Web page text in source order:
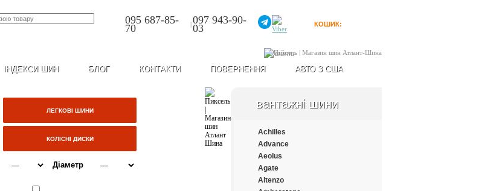
095 687-85-
70 |097 943-90-
03 КОШИК:
Увійти
ІНДЕКСИ ШИН БЛОГ КОНТАКТИ ПОВЕРНЕННЯ АВТО З США
ЛЕГКОВІ ШИНИ
КОЛІСНІ ДИСКИ
Діаметр
вантажні шини
Achilles
Advance
Aeolus
Agate
Altenzo